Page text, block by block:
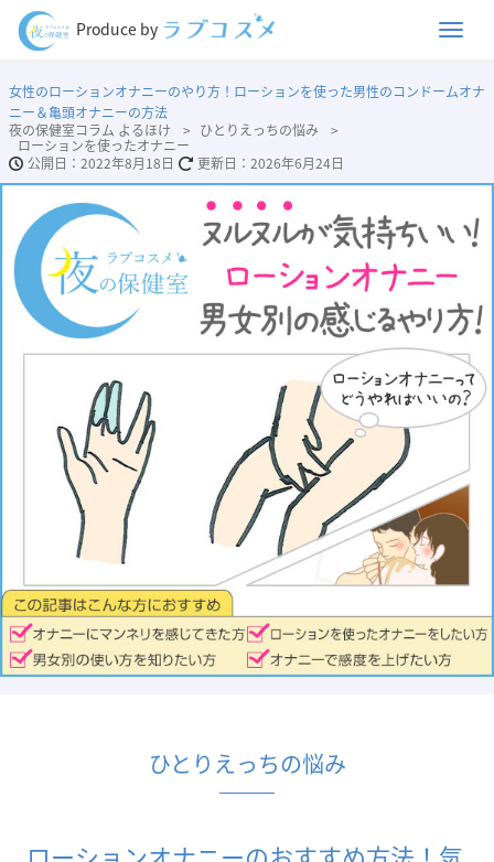
Produce by
女性のローションオナニーのやり方！ローションを使った男性のコンドームオナ
ニー＆亀頭オナニーの方法
夜の保健室コラム よるほけ
ひとりえっちの悩み
ローションを使ったオナニー
2022年8月18日
2026年6月24日
ひとりえっちの悩み